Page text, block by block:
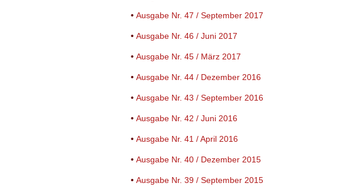
• Ausgabe Nr. 47 / September 2017
• Ausgabe Nr. 46 / Juni 2017
• Ausgabe Nr. 45 / März 2017
• Ausgabe Nr. 44 / Dezember 2016
• Ausgabe Nr. 43 / September 2016
• Ausgabe Nr. 42 / Juni 2016
• Ausgabe Nr. 41 / April 2016
• Ausgabe Nr. 40 / Dezember 2015
• Ausgabe Nr. 39 / September 2015